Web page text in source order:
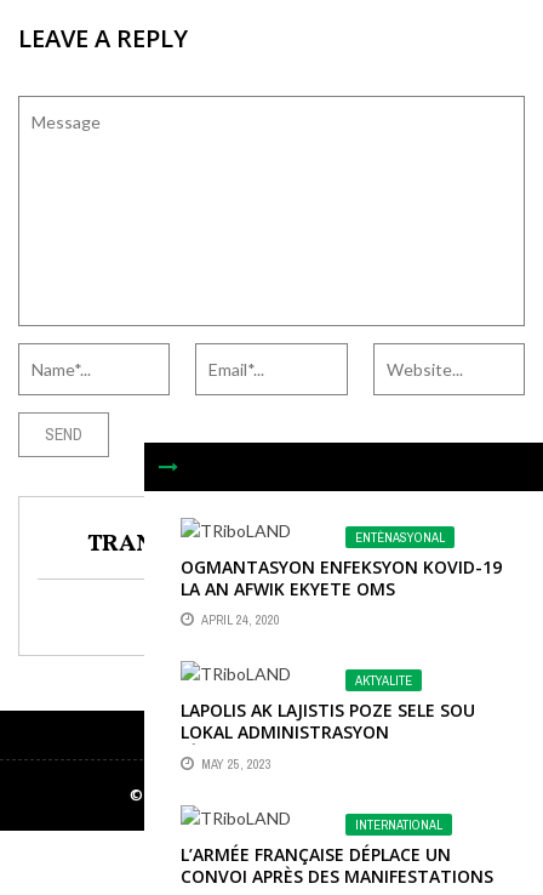
LEAVE A REPLY
ENTÈNASYONAL
OGMANTASYON ENFEKSYON KOVID-19
LA AN AFWIK EKYETE OMS
APRIL 24, 2020
AKTYALITE
LAPOLIS AK LAJISTIS POZE SELE SOU
LOKAL ADMINISTRASYON
SÈPTANTRIYONAL LA NAN VIL KAP-
AYISYEN.
MAY 25, 2023
INTERNATIONAL
L’ARMÉE FRANÇAISE DÉPLACE UN
CONVOI APRÈS DES MANIFESTATIONS
TRANSLATE TO ANY LANGUAGE
▼
© 2024 - All Rights Reserved to Triboland